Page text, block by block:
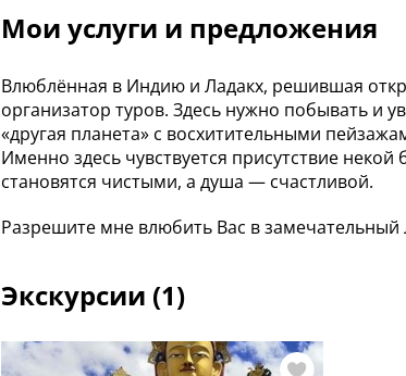
Мои услуги и предложения
Влюблённая в Индию и Ладакх, решившая
организатор туров. Здесь нужно побывать и
«другая планета» с восхитительными
Именно здесь чувствуется присутствие
становятся чистыми, а душа — счастливой.
Разрешите мне влюбить Вас в замечательный
Экскурсии (1)